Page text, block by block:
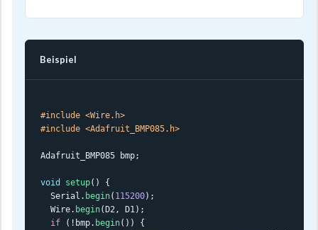
Beispiel
#include <Wire.h>
#include <Adafruit_BMP085.h>
Adafruit_BMP085 bmp;
void setup() {
  Serial.
begin( 115200);
  Wire.
begin(D2, D1);
if (!bmp. begin()) {